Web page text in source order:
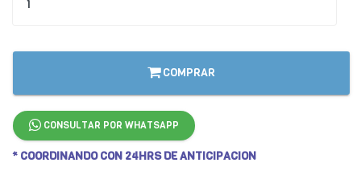
COMPRAR
CONSULTAR POR WHATSAPP
* COORDINANDO CON 24HRS DE ANTICIPACION